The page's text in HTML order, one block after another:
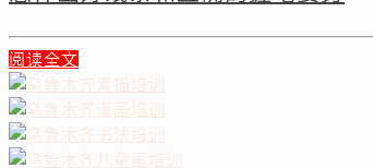
阅读全文